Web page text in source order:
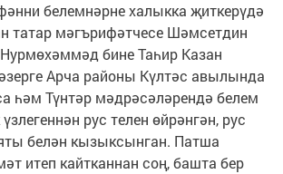
белемнәрне халыкка җиткерүдә
татар мәгърифәтчесе Шәмсетдин
бине Таһир Казан
Арча районы Күлтәс авылында
һәм Түнтәр мәдрәсәләрендә белем
рус телен өйрәнгән, рус
белән кызыксынган. Патша
итеп кайтканнан соң, башта бер